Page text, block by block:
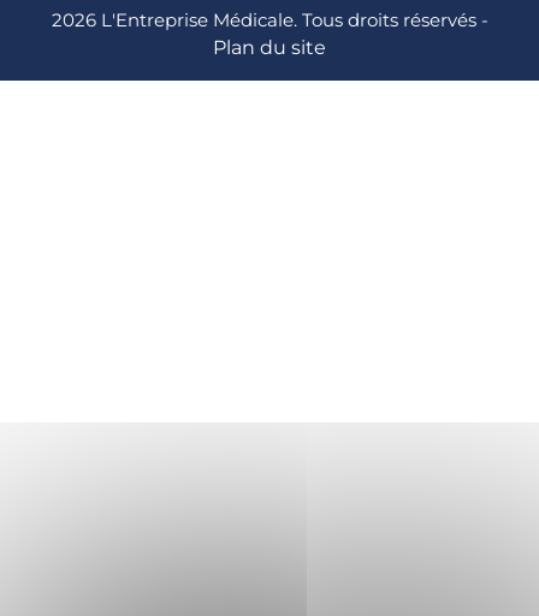
2026 L'Entreprise Médicale. Tous droits réservés -
Plan du site